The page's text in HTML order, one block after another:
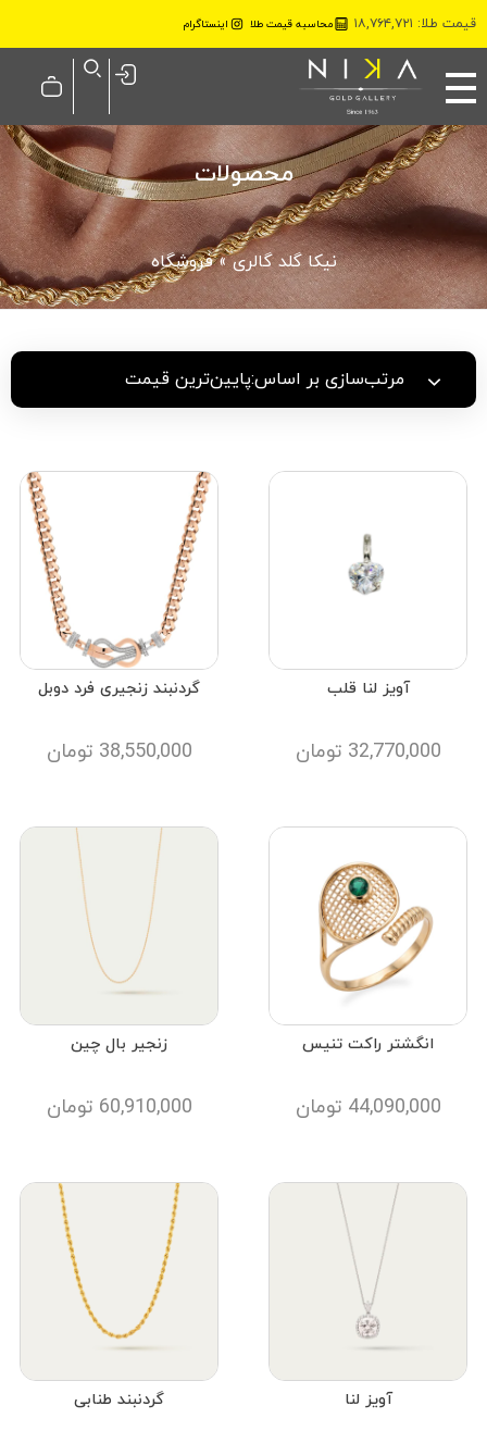
قیمت طلا: ۱۸,۷۶۴,۷۲۱ محاسبه قیمت طلا اینستاگرام
نیکا گلد گالری»فروشگاه
محصولات
مرتب‌سازی بر اساس:پایین‌ترین قیمت
آویز لنا قلب
32,770,000 تومان
گردنبند زنجیری فرد دوبل
38,550,000 تومان
انگشتر راکت تنیس
44,090,000 تومان
زنجیر بال چین
60,910,000 تومان
آویز لنا گردنبند طنابی